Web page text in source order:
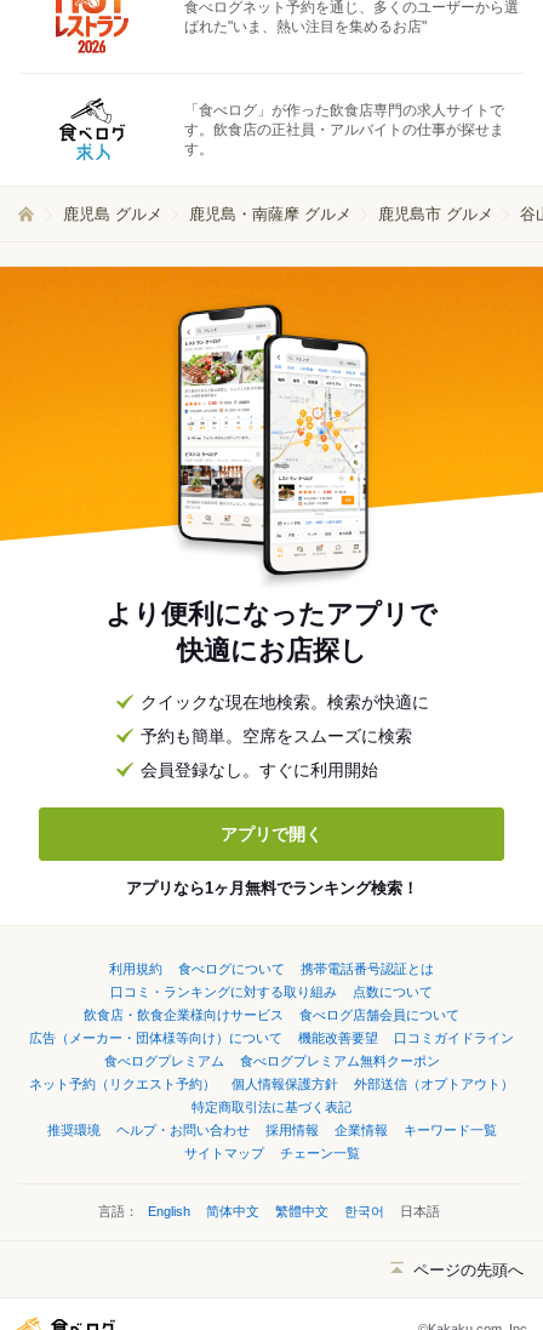
食べログネット予約を通じ、多くのユーザーから選
ばれた"いま、熱い注目を集めるお店"
「食べログ」が作った飲食店専門の求人サイトで
す。飲食店の正社員・アルバイトの仕事が探せま
す。
鹿児島 グルメ 鹿児島・南薩摩 グルメ 鹿児島市 グルメ 谷
より便利になったアプリで
快適にお店探し
クイックな現在地検索。検索が快適に
予約も簡単。空席をスムーズに検索
会員登録なし。すぐに利用開始
アプリで開く
アプリなら1ヶ月無料でランキング検索！
利用規約 食べログについて
携帯電話番号認証とは
口コミ・ランキングに対する取り組み
点数について
飲食店・飲食企業様向けサービス
食べログ店舗会員について
広告（メーカー・団体様等向け）について
機能改善要望
口コミガイドライン
食べログプレミアム
食べログプレミアム無料クーポン
ネット予約（リクエスト予約）
個人情報保護方針
外部送信（オプトアウト）
特定商取引法に基づく表記
推奨環境
ヘルプ・お問い合わせ 採用情報 企業情報
キーワード一覧
サイトマップ
チェーン一覧
言語： English 简体中文 繁體中文 한국어 日本語
ページの先頭へ